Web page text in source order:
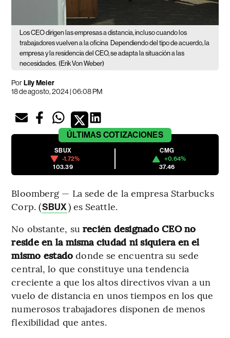
Los CEO dirigen las empresas a distancia, incluso cuando los
trabajadores vuelven a la oficina Dependiendo del tipo de acuerdo, la
empresa y la residencia del CEO, se adapta la situación a las
necesidades. (Erik Von Weber)
PorLily Meier
18 de agosto, 2024 | 06:08 PM
ÚLTIMAS COTIZACIONES
SBUX
-1.72%
103.39
CMG
+0.64%
37.46
Bloomberg — La sede de la empresa Starbucks
Corp. (SBUX) es Seattle.
No obstante, su recién designado CEO no
reside en la misma ciudad ni siquiera en el
mismo estado donde se encuentra su sede
central, lo que constituye una tendencia
creciente a que los altos directivos vivan a un
vuelo de distancia en unos tiempos en los que
numerosos trabajadores disponen de menos
flexibilidad que antes.